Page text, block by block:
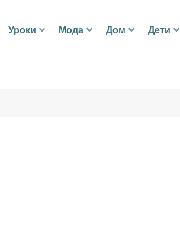
Уроки Мода Дом Дети